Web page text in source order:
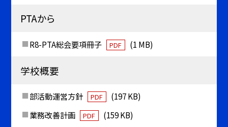
PTAから
R8-PTA総会要項冊子 PDF (1 MB)
学校概要
部活動運営方針 PDF
(197 KB)
業務改善計画
PDF
(159 KB)